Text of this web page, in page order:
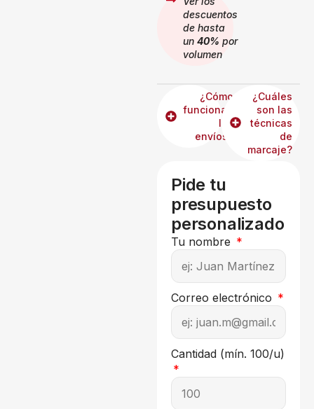
descuentos
de hasta
un 40% por
volumen
¿Cómo
funcionan
los
envíos?
¿Cuáles
son las
técnicas
de
marcaje?
Pide tu
presupuesto
personalizado
Tu nombre
Correo electrónico
Cantidad (mín. 100/u)